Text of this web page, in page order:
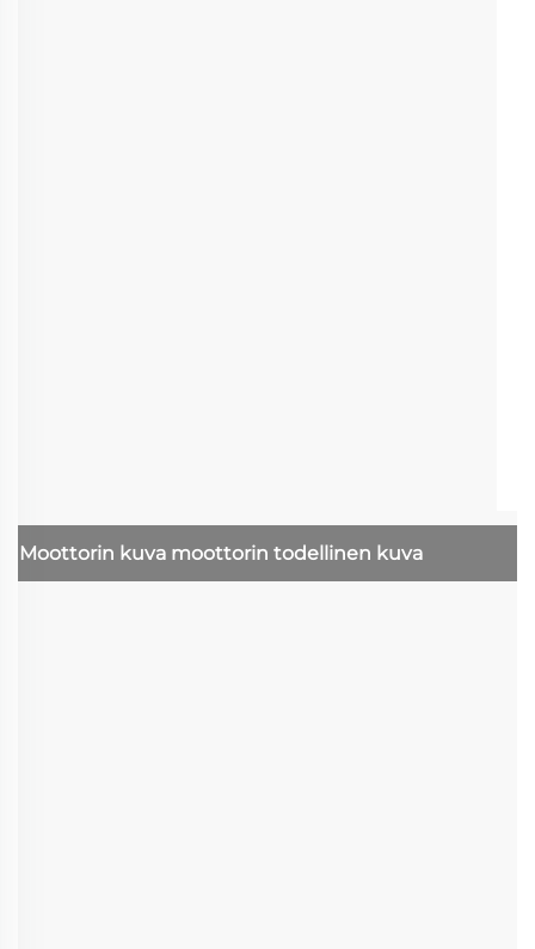
Moottorin kuva moottorin todellinen kuva